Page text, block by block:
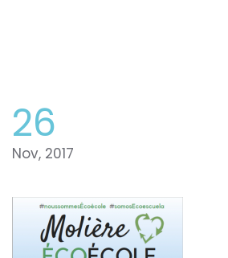
26
Nov, 2017